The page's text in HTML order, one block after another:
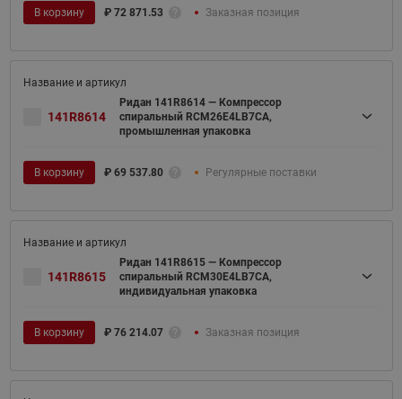
В корзину ₽ 72 871.53 Заказная позиция
141R8614
Ридан 141R8614 — Компрессор
спиральный RCM26E4LB7CA,
промышленная упаковка
В корзину ₽ 69 537.80 Регулярные поставки
141R8615
Ридан 141R8615 — Компрессор
спиральный RCM30E4LB7CA,
индивидуальная упаковка
В корзину ₽ 76 214.07 Заказная позиция